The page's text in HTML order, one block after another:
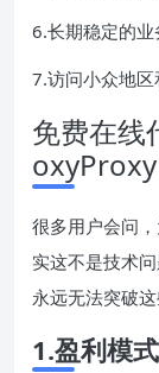
6.长期稳定的业
7.访问小众地区
免费在线
很多用户会问
实这不是技术
永远无法突破
1.盈利模